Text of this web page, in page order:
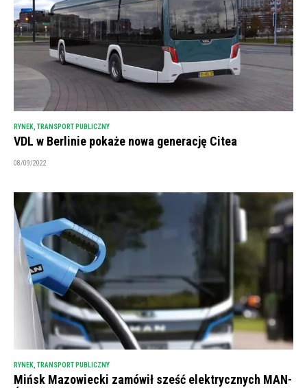
RYNEK TRANSPORT PUBLICZNY
VDL w Berlinie pokaże nowa generację Citea
08/09/2022
RYNEK, TRANSPORT PUBLICZNY
Mińsk Mazowiecki zamówił sześć elektrycznych MAN-